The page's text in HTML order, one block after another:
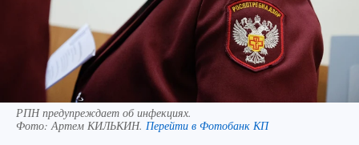
РПН предупреждает об инфекциях.
Фото: Артем КИЛЬКИН. Перейти в Фотобанк КП